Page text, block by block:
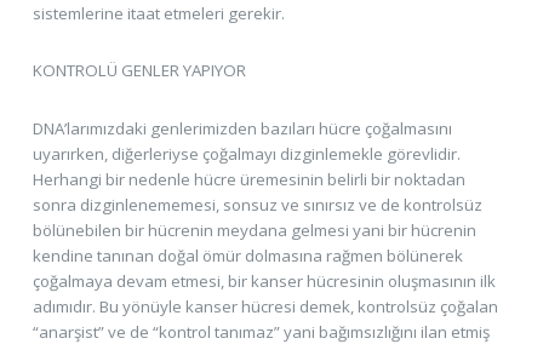
sistemlerine itaat etmeleri gerekir.
KONTROLÜ GENLER YAPIYOR
DNA’larımızdaki genlerimizden bazıları hücre çoğalmasını
uyarırken, diğerleriyse çoğalmayı dizginlemekle görevlidir.
Herhangi bir nedenle hücre üremesinin belirli bir noktadan
sonra dizginlenememesi, sonsuz ve sınırsız ve de kontrolsüz
bölünebilen bir hücrenin meydana gelmesi yani bir hücrenin
kendine tanınan doğal ömür dolmasına rağmen bölünerek
çoğalmaya devam etmesi, bir kanser hücresinin oluşmasının ilk
adımıdır. Bu yönüyle kanser hücresi demek, kontrolsüz çoğalan
“anarşist” ve de “kontrol tanımaz” yani bağımsızlığını ilan etmiş